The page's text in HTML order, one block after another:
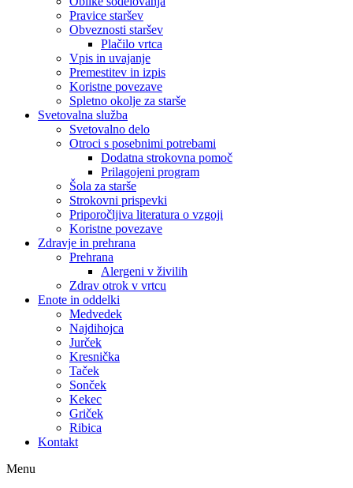
Pravice staršev
Obveznosti staršev
Plačilo vrtca
Vpis in uvajanje
Premestitev in izpis
Koristne povezave
Spletno okolje za starše
Svetovalna služba
Svetovalno delo
Otroci s posebnimi potrebami
Dodatna strokovna pomoč
Prilagojeni program
Šola za starše
Strokovni prispevki
Priporočljiva literatura o vzgoji
Koristne povezave
Zdravje in prehrana
Prehrana
Alergeni v živilih
Zdrav otrok v vrtcu
Enote in oddelki
Medvedek
Najdihojca
Jurček
Kresnička
Taček
Sonček
Kekec
Griček
Ribica
Kontakt
Menu